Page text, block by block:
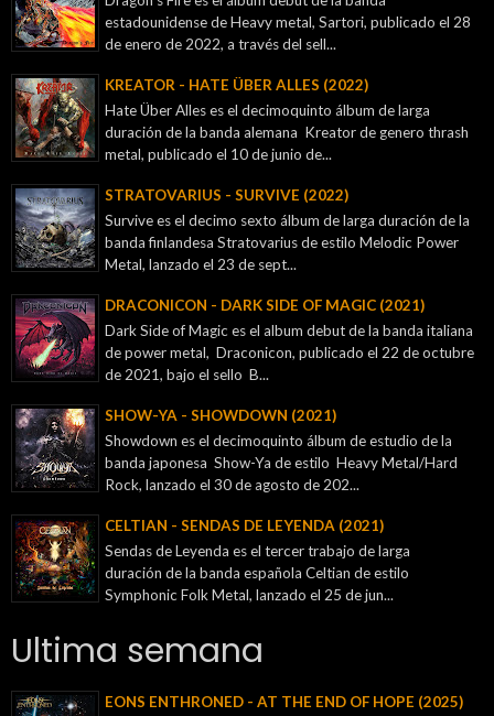
estadounidense de Heavy metal, Sartori, publicado el 28
de enero de 2022, a través del sell...
KREATOR - ‎HATE ÜBER ALLES (2022)
Hate Über Alles es el decimoquinto álbum de larga
duración de la banda alemana Kreator de genero thrash
metal, publicado el 10 de junio de...
STRATOVARIUS - SURVIVE (2022)
Survive es el decimo sexto álbum de larga duración de la
banda finlandesa Stratovarius de estilo Melodic Power
Metal, lanzado el 23 de sept...
DRACONICON - DARK SIDE OF MAGIC (2021)
Dark Side of Magic es el album debut de la banda italiana
de power metal, Draconicon, publicado el 22 de octubre
de 2021, bajo el sello B...
SHOW-YA - SHOWDOWN (2021)
Showdown es el decimoquinto álbum de estudio de la
banda japonesa Show-Ya de estilo Heavy Metal/Hard
Rock, lanzado el 30 de agosto de 202...
CELTIAN - SENDAS DE LEYENDA (2021)
Sendas de Leyenda es el tercer trabajo de larga
duración de la banda española Celtian de estilo
Symphonic Folk Metal, lanzado el 25 de jun...
Ultima semana
EONS ENTHRONED - AT THE END OF HOPE (2025)